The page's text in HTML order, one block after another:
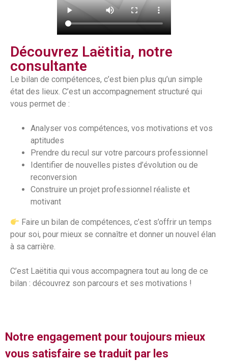
Découvrez Laëtitia, notre
consultante
Le bilan de compétences, c’est bien plus qu’un simple
état des lieux. C’est un accompagnement structuré qui
vous permet de :
Analyser vos compétences, vos motivations et vos
aptitudes
Prendre du recul sur votre parcours professionnel
Identifier de nouvelles pistes d’évolution ou de
reconversion
Construire un projet professionnel réaliste et
motivant
Faire un bilan de compétences, c’est s’offrir un temps
pour soi, pour mieux se connaître et donner un nouvel élan
à sa carrière.
C’est Laëtitia qui vous accompagnera tout au long de ce
bilan : découvrez son parcours et ses motivations !
Notre engagement pour toujours mieux
vous satisfaire se traduit par les